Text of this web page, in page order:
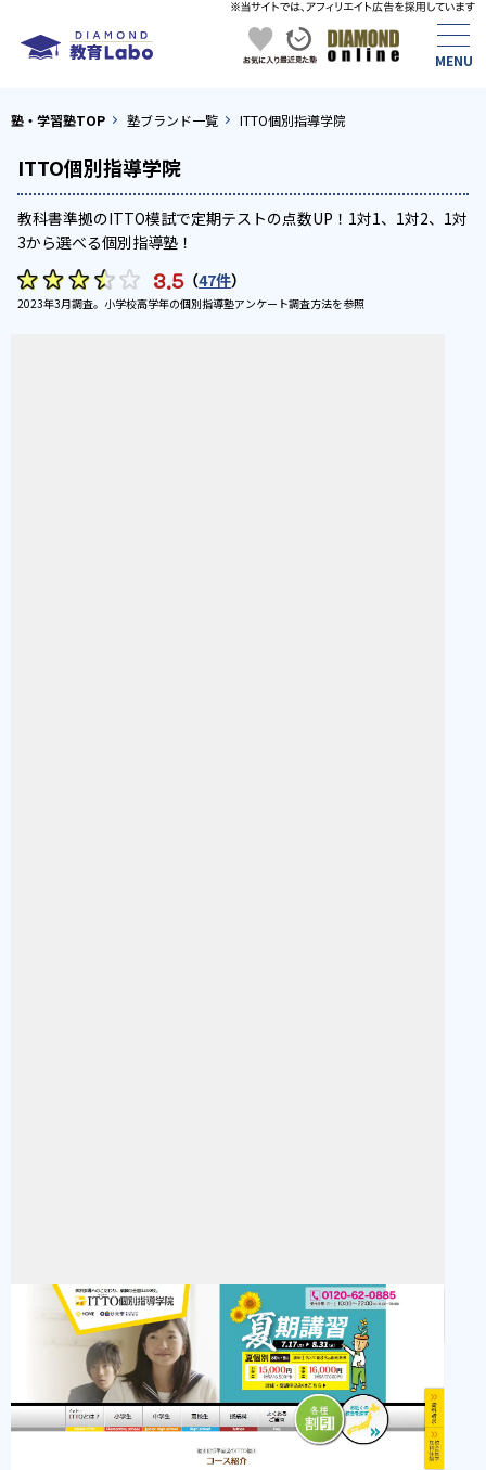
塾・学習塾TOP 塾ブランド一覧 ITTO個別指導学院
ITTO個別指導学院
教科書準拠のITTO模試で定期テストの点数UP！1対1、1対2、1対
3から選べる個別指導塾！
3.5（47件）
2023年3月調査。 小学校高学年の個別指導塾アンケート調査方法を参照